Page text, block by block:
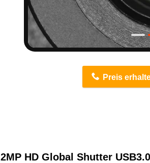
Preis
2MP HD Global Shutter